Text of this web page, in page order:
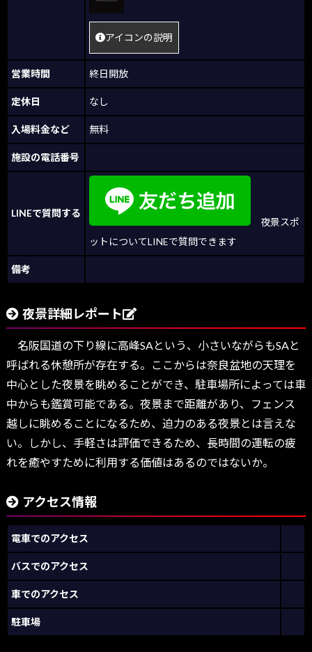
アイコンの説明
営業時間 終日開放
定休日 なし
入場料金など 無料
施設の電話番号
LINEで質問する
夜景スポ
ットについてLINEで質問できます
備考
夜景詳細レポート
名阪国道の下り線に高峰SAという、小さいながらもSAと
呼ばれる休憩所が存在する。ここからは奈良盆地の天理を
中心とした夜景を眺めることができ、駐車場所によっては車
中からも鑑賞可能である。夜景まで距離があり、フェンス
越しに眺めることになるため、迫力のある夜景とは言えな
い。しかし、手軽さは評価できるため、長時間の運転の疲
れを癒やすために利用する価値はあるのではないか。
アクセス情報
電車でのアクセス
バスでのアクセス
車でのアクセス
駐車場